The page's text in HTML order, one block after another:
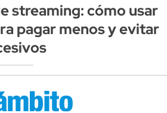
streaming: cómo usar
pagar menos y evitar